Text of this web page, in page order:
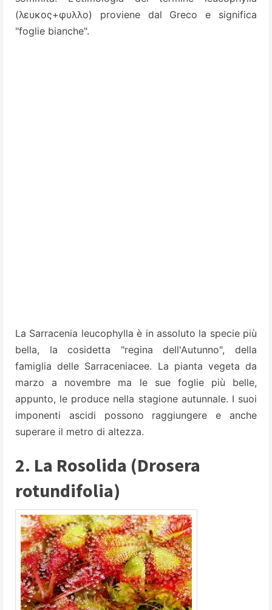
(λευκος+φυλλο) proviene dal Greco e significa
"foglie bianche".
La Sarracenia leucophylla è in assoluto la specie più
bella, la cosidetta "regina dell'Autunno", della
famiglia delle Sarraceniacee. La pianta vegeta da
marzo a novembre ma le sue foglie più belle,
appunto, le produce nella stagione autunnale. I suoi
imponenti ascidi possono raggiungere e anche
superare il metro di altezza.
2. La Rosolida (Drosera
rotundifolia)